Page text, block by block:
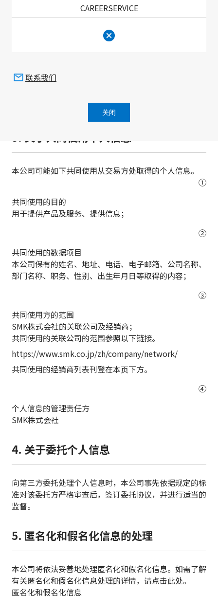
CAREERSERVICE
联系我们
关闭
遵照法律法规公开信息等有正当的理由；
本公司可能如下共同使用从交易方处取得的个人信息。
①
共同使用的目的
用于提供产品及服务、提供信息；
②
共同使用的数据项目
本公司保有的姓名、地址、电话、电子邮箱、公司名称、
部门名称、职务、性别、出生年月日等取得的内容；
③
共同使用方的范围
SMK株式会社的关联公司及经销商；
共同使用的关联公司的范围参照以下链接。
https://www.smk.co.jp/zh/company/network/
共同使用的经销商列表刊登在本页下方。
④
个人信息的管理责任方
SMK株式会社
4. 关于委托个人信息
向第三方委托处理个人信息时，本公司事先依据规定的标
准对该委托方严格审查后，签订委托协议，并进行适当的
监督。
5. 匿名化和假名化信息的处理
本公司将依法妥善地处理匿名化和假名化信息。如需了解
有关匿名化和假名化信息处理的详情，请点击此处。
匿名化和假名化信息